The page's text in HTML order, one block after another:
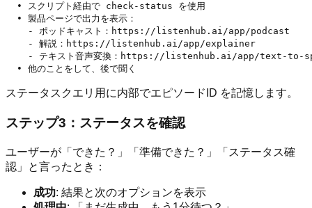
  • スクリプト経由で check-status を使用
  • 製品ページで出力を表示：
    - ポッドキャスト：https://listenhub.ai/app/podcast
    - 解説：https://listenhub.ai/app/explainer
- テキスト音声変換：https://listenhub.ai/app/text-to-
ステータスクエリ用に内部でエピソードID を記憶します。
ステップ3：ステータスを確認
ユーザーが「できた？」「準備できた？」「ステータス確
認」と言ったとき：
成功: 結果と次のオプションを表示